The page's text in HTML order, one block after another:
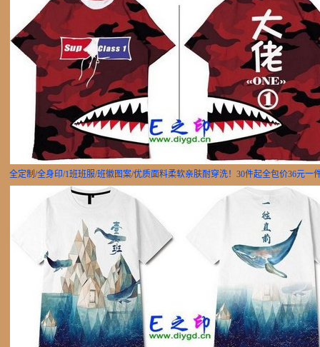
全定制/全身印/1班班服/班徽图案/优质面料柔软亲肤耐穿洗！30件起全包价36元一